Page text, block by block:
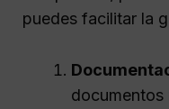
puedes facilitar la
documentos